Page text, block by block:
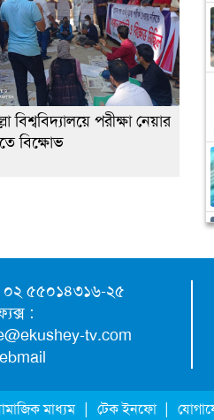
বিশ্ববিদ্যালয়ে পরীক্ষা নেয়ার
বিক্ষোভ
০২ ৫৫০১৪৩১৬-২৫
:
tv.com
মাধ্যম | টেক ইনফো |